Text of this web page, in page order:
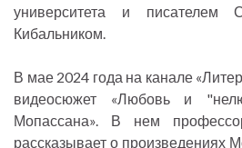
университета и писателем
Кибальником.
В мае 2024 года на канале
видеосюжет «Любовь и
Мопассана». В нем
рассказывает о произведениях